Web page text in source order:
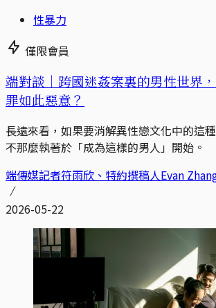
性暴力
僅限會員
端對談｜跨國迷姦案裏的男性世界
罪如此惡意？
長遠來看，如果要消解異性戀文化中的這
不那麼執著於「成為這樣的男人」開始。
端傳媒記者符雨欣、特約撰稿人Evan
2026-05-22